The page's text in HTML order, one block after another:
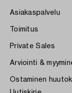
Asiakaspalvelu
Toimitus
Private Sales
Arviointi &
Ostaminen